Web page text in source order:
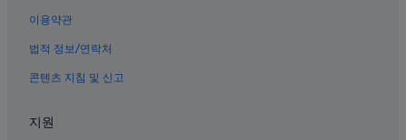
이용약관
법적 정보/연락처
콘텐츠 지침 및 신고
지원